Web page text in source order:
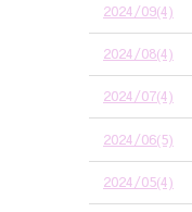
2024/09(4)
2024/08(4)
2024/07(4)
2024/06(5)
2024/05(4)